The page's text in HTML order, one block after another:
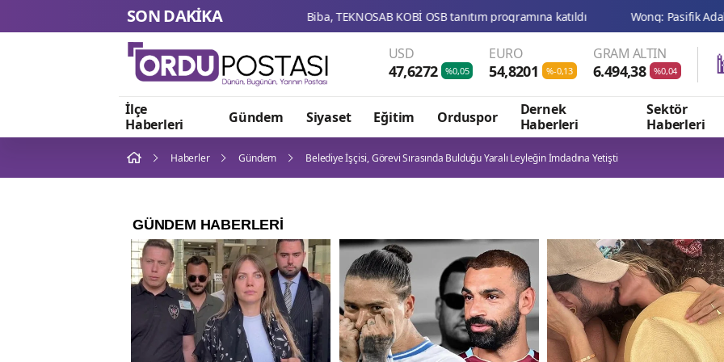
SON DAKİKA
USD
47,6272 %0,05
EURO
54,8201 %-0,13
GRAM ALTIN
6.494,38 %0,04
İlçe
Haberleri
Gündem Siyaset Eğitim Orduspor
Dernek
Haberleri
Sektör
Haberleri
Haberler Gündem Belediye İşçisi, Görevi Sırasında Bulduğu Yaralı Leyleğin İmdadına Yetişti